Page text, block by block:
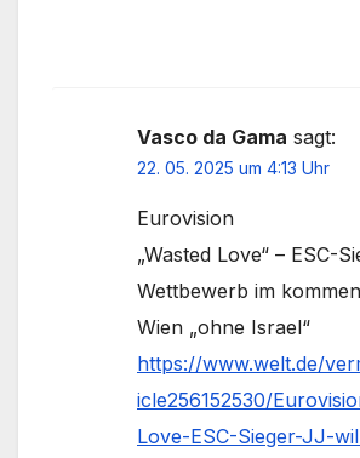
Vasco da Gama sagt:
22. 05. 2025 um 4:13 Uhr
Eurovision
„Wasted Love“ – ESC-
Wettbewerb im
Wien „ohne Israel“
https://www.welt.de/
icle256152530/
Love-ESC-Sieger-JJ-